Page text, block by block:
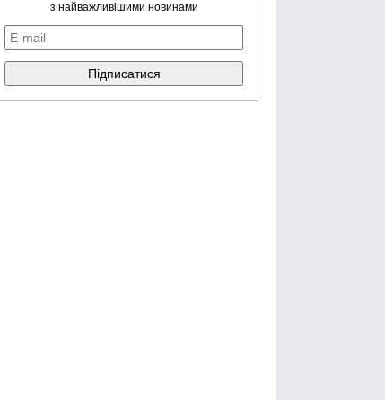
з найважливішими новинами